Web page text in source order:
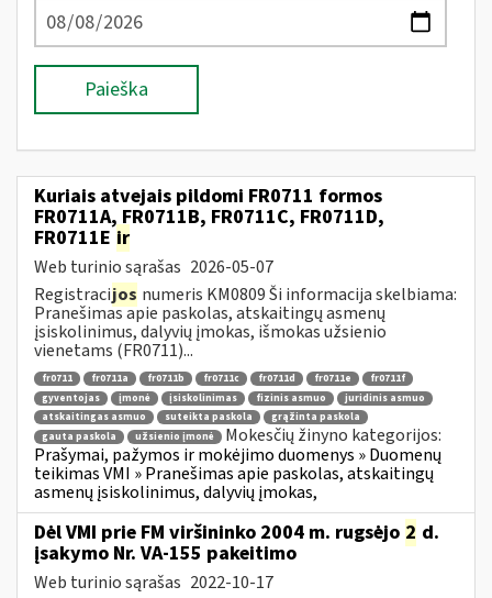
Paieška
Kuriais atvejais pildomi FR0711 formos
FR0711A, FR0711B, FR0711C, FR0711D,
FR0711E ir
Web turinio sąrašas 2026-05-07
Registracijos numeris KM0809 Ši informacija skelbiama:
Pranešimas apie paskolas, atskaitingų asmenų
įsiskolinimus, dalyvių įmokas, išmokas užsienio
vienetams (FR0711)...
fr0711 fr0711a fr0711b fr0711c fr0711d fr0711e
fr0711f
gyventojas
įmonė įsiskolinimas fizinis asmuo
juridinis asmuo
atskaitingas asmuo
suteikta paskola
grąžinta paskola
gauta paskola
užsienio įmonė
Mokesčių žinyno kategorijos:
Prašymai, pažymos ir mokėjimo duomenys » Duomenų
teikimas VMI » Pranešimas apie paskolas, atskaitingų
asmenų įsiskolinimus, dalyvių įmokas,
Dėl VMI prie FM viršininko 2004 m. rugsėjo 2 d.
įsakymo Nr. VA-155 pakeitimo
Web turinio sąrašas 2022-10-17